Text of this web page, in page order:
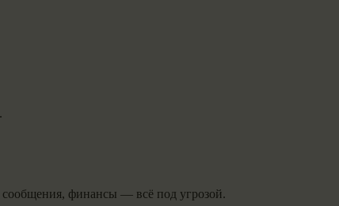
финансы — всё под угрозой.